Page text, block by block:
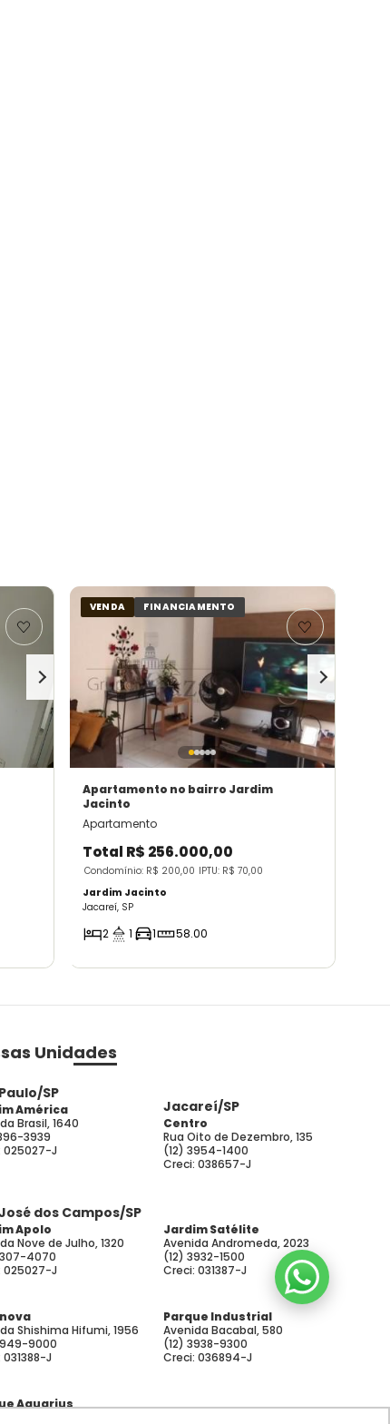
VENDA FINANCIAMENTO
Apartamento no bairro Jardim
Jacinto
Apartamento
Total R$ 256.000,00
Condomínio: R$ 200,00 IPTU: R$ 70,00
Jardim Jacinto
Jacareí, SP
2 1 1 58.00
Unidades
SP
América
Brasil, 1640
3939
025027-J
Jacareí/SP
Centro
Rua Oito de Dezembro, 135
(12) 3954-1400
Creci: 038657-J
dos Campos/SP
Apolo
Nove de Julho, 1320
4070
025027-J
Jardim Satélite
Avenida Andromeda, 2023
(12) 3932-1500
Creci: 031387-J
Shishima Hifumi, 1956
9000
J
Parque Industrial
Avenida Bacabal, 580
(12) 3938-9300
Creci: 036894-J
Aquarius